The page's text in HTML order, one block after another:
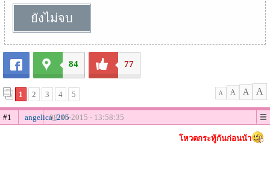
ยังไม่จบ
84 77
1 2 3 4 5 A A A A
#1 angelica_20508-10-2015 - 13:58:35
โหวตกระทู้กันก่อนน้า